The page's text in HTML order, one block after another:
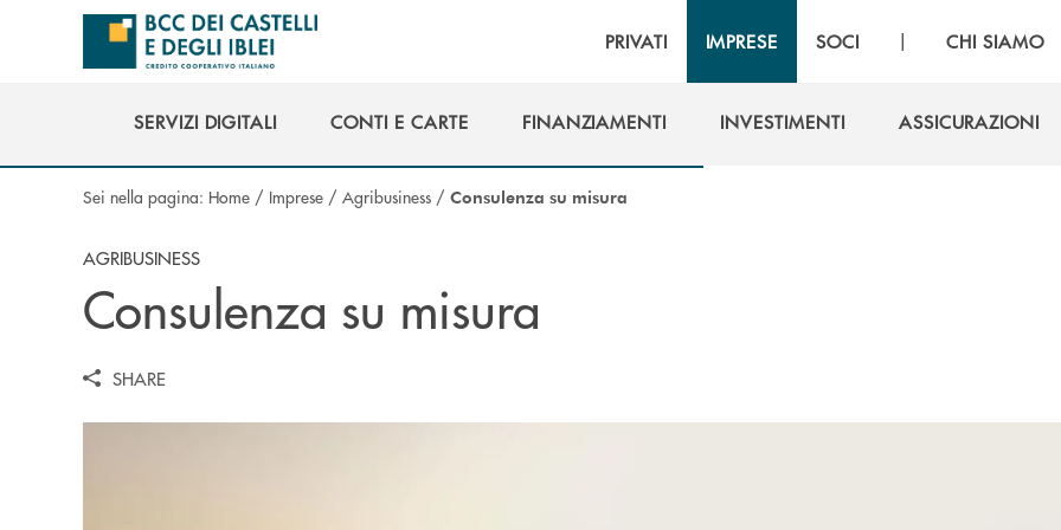
Salta al contenuto principale
PRIVATI IMPRESE SOCI | CHI SIAMO
SERVIZI DIGITALI
CONTI E CARTE
FINANZIAMENTI
INVESTIMENTI
ASSICURAZIONI
Sei nella pagina: Home / Imprese / Agribusiness / Consulenza su misura
AGRIBUSINESS
Consulenza su misura
SHARE